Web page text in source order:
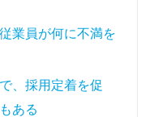
業員が何に不満を
、採用定着を促
ある